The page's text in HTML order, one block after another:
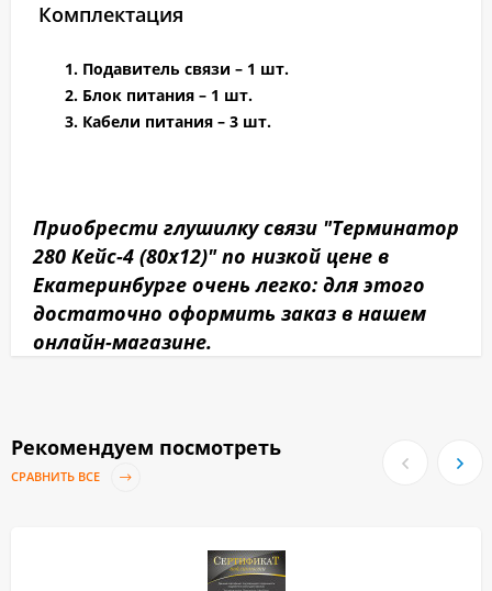
Комплектация
Подавитель связи – 1 шт.
Блок питания – 1 шт.
Кабели питания – 3 шт.
Приобрести глушилку связи "Терминатор
280 Кейс-4 (80х12)" по низкой цене в
Екатеринбурге очень легко: для этого
достаточно оформить заказ в нашем
онлайн-магазине.
Рекомендуем посмотреть
СРАВНИТЬ ВСЕ